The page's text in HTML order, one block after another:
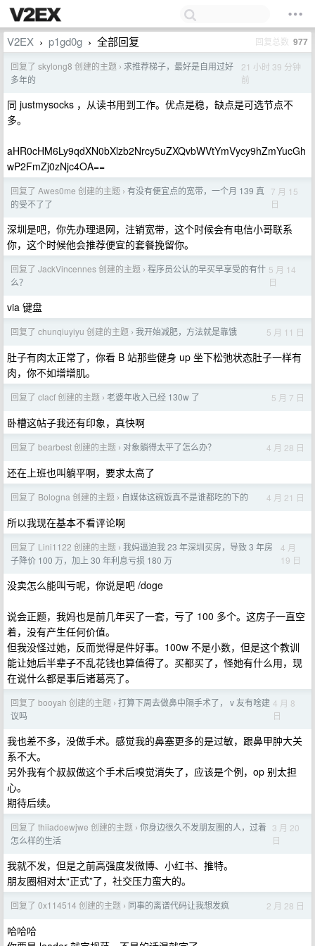
V2EX › p1gd0g › 全部回复 回复总数 977
回复了 skylong8 创建的主题 › 求推荐梯子，最好是自用过好
多年的
21 小时 39 分钟
前
同 justmysocks ，从读书用到工作。优点是稳，缺点是可选节点不
多。
aHR0cHM6Ly9qdXN0bXlzb2Nrcy5uZXQvbWVtYmVycy9hZmYucGh
wP2FmZj0zNjc4OA==
回复了 Awes0me 创建的主题 › 有没有便宜点的宽带，一个月 139 真
的受不了了
7 月 15
日
深圳是吧，你先办理退网，注销宽带，这个时候会有电信小哥联系
你，这个时候他会推荐便宜的套餐挽留你。
回复了 JackVincennes 创建的主题 › 程序员公认的早买早享受的有什
么？
5 月 14
日
via 键盘
回复了 chunqiuyiyu 创建的主题 › 我开始减肥，方法就是靠饿 5 月 11 日
肚子有肉太正常了，你看 B 站那些健身 up 坐下松弛状态肚子一样有
肉，你不如增增肌。
回复了 clacf 创建的主题 › 老婆年收入已经 130w 了 5 月 7 日
卧槽这帖子我还有印象，真快啊
回复了 bearbest 创建的主题 › 对象躺得太平了怎么办？ 4 月 28 日
还在上班也叫躺平啊，要求太高了
回复了 Bologna 创建的主题 › 自媒体这碗饭真不是谁都吃的下的 4 月 21 日
所以我现在基本不看评论啊
回复了 Lini1122 创建的主题 › 我妈逼迫我 23 年深圳买房，导致 3 年房
子降价 100 万，加上 30 年利息亏损 180 万
4 月
19 日
没卖怎么能叫亏呢，你说是吧 /doge
说会正题，我妈也是前几年买了一套，亏了 100 多个。这房子一直空
着，没有产生任何价值。
但我没怪过她，反而觉得是件好事。100w 不是小数，但是这个教训
能让她后半辈子不乱花钱也算值得了。买都买了，怪她有什么用，现
在说什么都是事后诸葛亮了。
回复了 booyah 创建的主题 › 打算下周去做鼻中隔手术了， v 友有啥建
议吗
4 月 8
日
我也差不多，没做手术。感觉我的鼻塞更多的是过敏，跟鼻甲肿大关
系不大。
另外我有个叔叔做这个手术后嗅觉消失了，应该是个例，op 别太担
心。
期待后续。
回复了 thiiadoewjwe 创建的主题 › 你身边很久不发朋友圈的人，过着
怎么样的生活
3 月 20
日
我就不发，但是之前高强度发微博、小红书、推特。
朋友圈相对太“正式”了，社交压力蛮大的。
回复了 0x114514 创建的主题 › 同事的离谱代码让我想发疯 2 月 28 日
哈哈哈